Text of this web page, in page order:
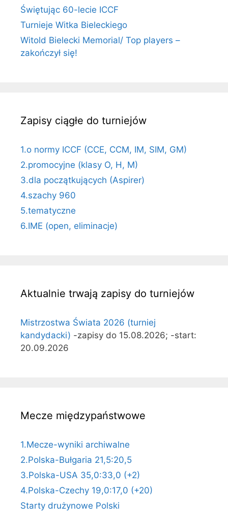
Świętując 60-lecie ICCF
Turnieje Witka Bieleckiego
Witold Bielecki Memorial/ Top players –
zakończył się!
Zapisy ciągłe do turniejów
1.o normy ICCF (CCE, CCM, IM, SIM, GM)
2.promocyjne (klasy O, H, M)
3.dla początkujących (Aspirer)
4.szachy 960
5.tematyczne
6.IME (open, eliminacje)
Aktualnie trwają zapisy do turniejów
Mistrzostwa Świata 2026 (turniej
kandydacki) -zapisy do 15.08.2026; -start:
20.09.2026
Mecze międzypaństwowe
1.Mecze-wyniki archiwalne
2.Polska-Bułgaria 21,5:20,5
3.Polska-USA 35,0:33,0 (+2)
4.Polska-Czechy 19,0:17,0 (+20)
Starty drużynowe Polski